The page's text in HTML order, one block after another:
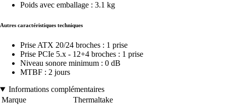
Poids avec emballage : 3.1 kg
Autres caractéristiques techniques
Prise ATX 20/24 broches : 1 prise
Prise PCIe 5.x - 12+4 broches : 1 prise
Niveau sonore minimum : 0 dB
MTBF : 2 jours
Informations complémentaires
Marque
Thermaltake